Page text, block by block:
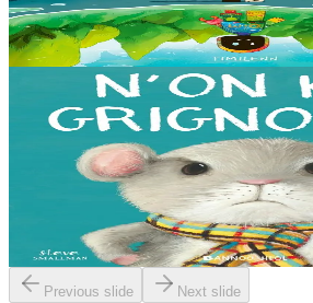
il sait qu’il n’est pas à sa place....
En stock 14,00 €
Bannoù-heol
I'm not grumpy!
À la lisière de la forêt vit une petite souris.
grognonne et la plus hargneuse des
avec un petit blaireau...
En stock13,00 €
Previous slide Next slide